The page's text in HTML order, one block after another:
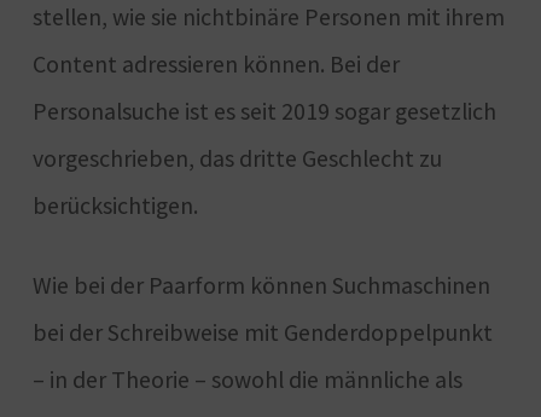
stellen, wie sie nichtbinäre Personen mit ihrem
Content adressieren können. Bei der
Personalsuche ist es seit 2019 sogar gesetzlich
vorgeschrieben, das dritte Geschlecht zu
berücksichtigen.
Wie bei der Paarform können Suchmaschinen
bei der Schreibweise mit Genderdoppelpunkt
– in der Theorie – sowohl die männliche als